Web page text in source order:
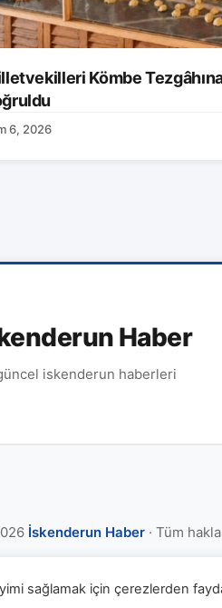
Kömbe
6, 2026
Haber
iskenderun haberleri
İskenderun Haber · Tüm
sağlamak için çerezlerden